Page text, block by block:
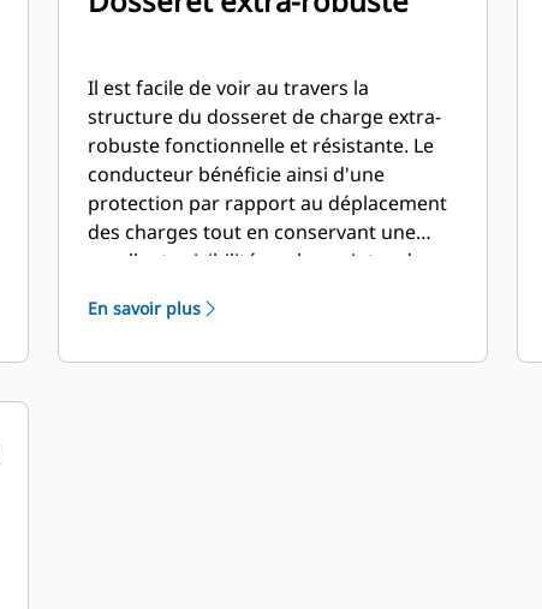
Il est facile de voir au travers la
structure du dosseret de charge extra-
robuste fonctionnelle et résistante. Le
conducteur bénéficie ainsi d'une
protection par rapport au déplacement
des charges tout en conservant une
excellente visibilité sur les pointes de
En savoir plus